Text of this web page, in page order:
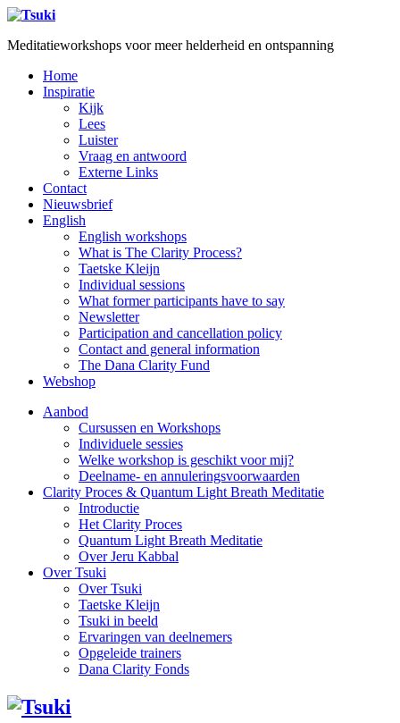
Meditatieworkshops voor meer helderheid en ontspanning
Home
Inspiratie
Kijk
Lees
Luister
Vraag en antwoord
Externe Links
Contact
Nieuwsbrief
English
English workshops
What is The Clarity Process?
Taetske Kleijn
Individual sessions
What former participants have to say
Newsletter
Participation and cancellation policy
Contact and general information
The Dana Clarity Fund
Webshop
Aanbod
Cursussen en Workshops
Individuele sessies
Welke workshop is geschikt voor mij?
Deelname- en annuleringsvoorwaarden
Clarity Proces & Quantum Light Breath Meditatie
Introductie
Het Clarity Proces
Quantum Light Breath Meditatie
Over Jeru Kabbal
Over Tsuki
Over Tsuki
Taetske Kleijn
Tsuki in beeld
Ervaringen van deelnemers
Opgeleide trainers
Dana Clarity Fonds